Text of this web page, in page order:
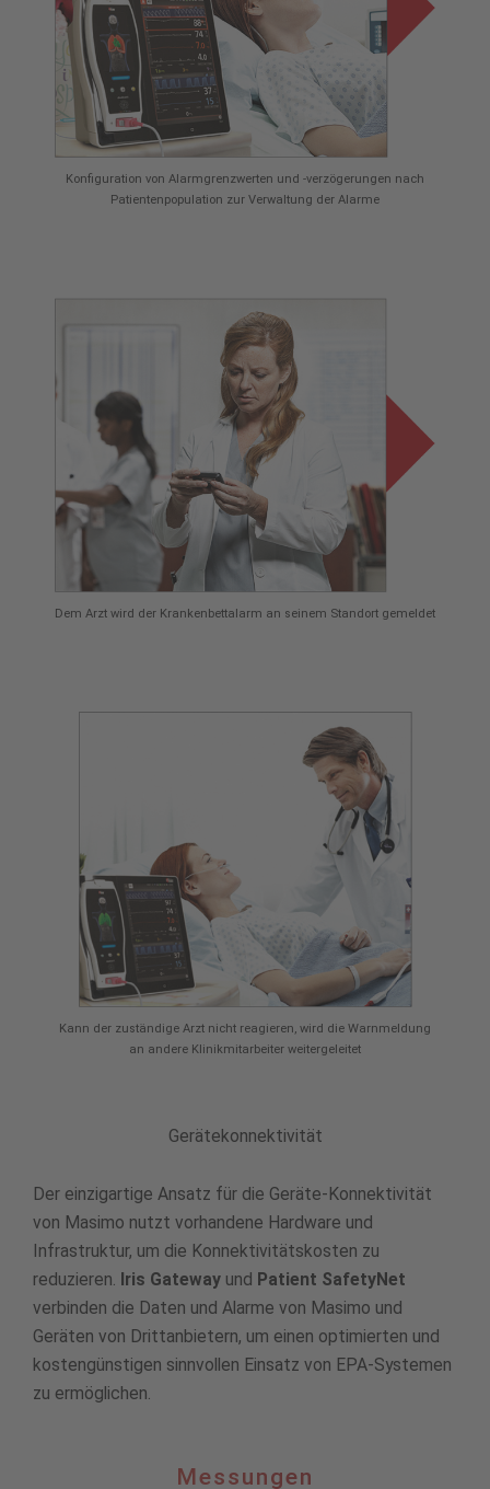
Konfiguration von Alarmgrenzwerten und -verzögerungen nach
Patientenpopulation zur Verwaltung der Alarme
Dem Arzt wird der Krankenbettalarm an seinem Standort gemeldet
Kann der zuständige Arzt nicht reagieren, wird die Warnmeldung
an andere Klinikmitarbeiter weitergeleitet
Gerätekonnektivität
Der einzigartige Ansatz für die Geräte-Konnektivität
von Masimo nutzt vorhandene Hardware und
Infrastruktur, um die Konnektivitätskosten zu
reduzieren. Iris Gateway und Patient SafetyNet
verbinden die Daten und Alarme von Masimo und
Geräten von Drittanbietern, um einen optimierten und
kostengünstigen sinnvollen Einsatz von EPA-Systemen
zu ermöglichen.
Messungen